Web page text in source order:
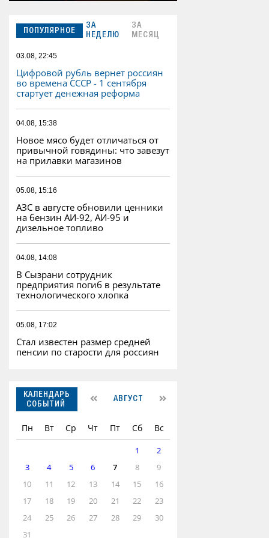
ПОПУЛЯРНОЕ
ЗА
НЕДЕЛЮ
ЗА
МЕСЯЦ
03.08, 22:45
Цифровой рубль вернет россиян
во времена СССР - 1 сентября
стартует денежная реформа
04.08, 15:38
Новое мясо будет отличаться от
привычной говядины: что завезут
на прилавки магазинов
05.08, 15:16
АЗС в августе обновили ценники
на бензин АИ-92, АИ-95 и
дизельное топливо
04.08, 14:08
В Сызрани сотрудник
предприятия погиб в результате
технологического хлопка
05.08, 17:02
Стал известен размер средней
пенсии по старости для россиян
КАЛЕНДАРЬ
СОБЫТИЙ
АВГУСТ
Пн Вт Ср Чт Пт Сб Вс
1
2
3
4 5 6 7 8
9
10
11 12 13 14 15
16
17
18 19 20 21 22
23
24
25 26 27 28 29
30
31